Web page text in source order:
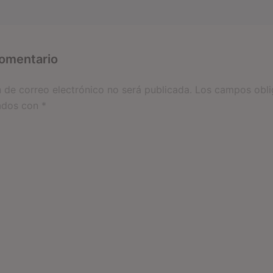
de correo electrónico no será publicada. Los campos
con *